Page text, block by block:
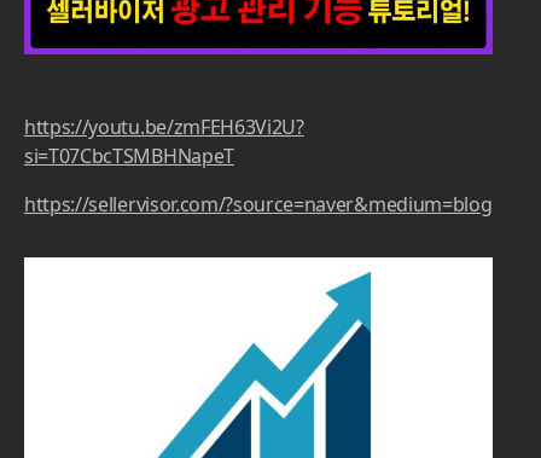
https://youtu.be/zmFEH63Vi2U?
si=T07CbcTSMBHNapeT
https://sellervisor.com/?source=naver&medium=blog